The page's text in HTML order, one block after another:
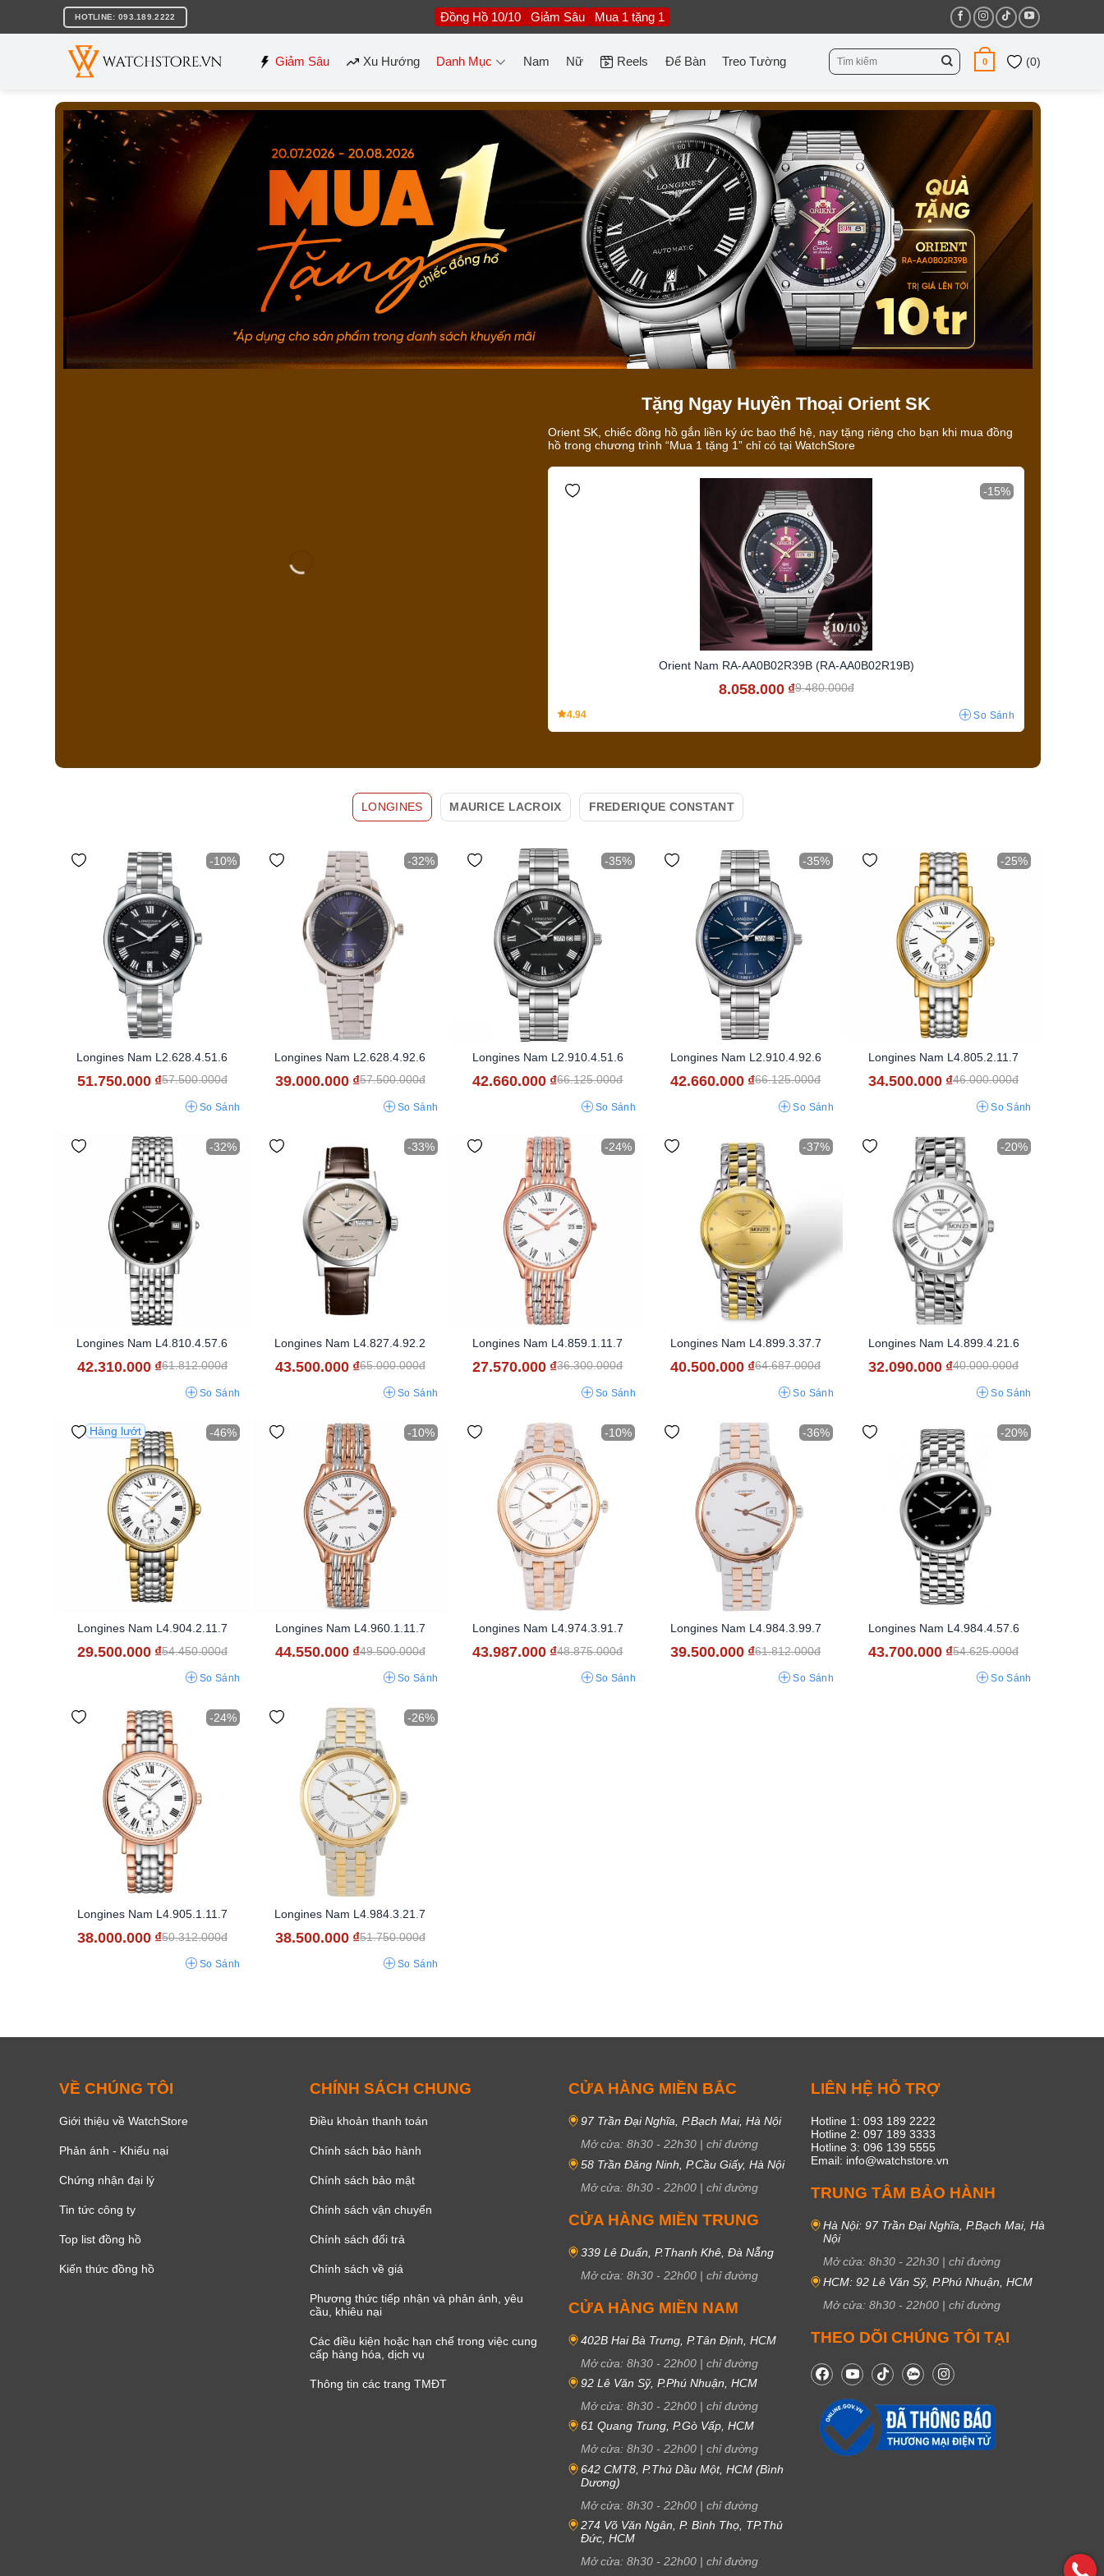
nội
HOTLINE: 093.189.2222 Đồng Hồ 10/10 Giảm Sâu Mua 1 tặng 1
Giảm Sâu Xu Hướng Danh Mục Nam Nữ Reels Để Bàn Treo Tường
Tìm
kiếm:
0 (0)
Tặng Ngay Huyền Thoại Orient SK
Orient SK, chiếc đồng hồ gắn liền ký ức bao thế hệ, nay tặng riêng cho bạn khi mua đồng
hồ trong chương trình “Mua 1 tặng 1” chỉ có tại WatchStore
-15%
Orient Nam RA-AA0B02R39B (RA-AA0B02R19B)
8.058.000 ₫9.480.000đ
4.94 So Sánh
LONGINES MAURICE LACROIX FREDERIQUE CONSTANT
-10%
Longines Nam L2.628.4.51.6
51.750.000 ₫57.500.000đ
So Sánh
-32%
Longines Nam L2.628.4.92.6
39.000.000 ₫57.500.000đ
So Sánh
-35%
Longines Nam L2.910.4.51.6
42.660.000 ₫66.125.000đ
So Sánh
-35%
Longines Nam L2.910.4.92.6
42.660.000 ₫66.125.000đ
So Sánh
-25%
Longines Nam L4.805.2.11.7
34.500.000 ₫46.000.000đ
So Sánh
-32%
Longines Nam L4.810.4.57.6
42.310.000 ₫61.812.000đ
So Sánh
-33%
Longines Nam L4.827.4.92.2
43.500.000 ₫65.000.000đ
So Sánh
-24%
Longines Nam L4.859.1.11.7
27.570.000 ₫36.300.000đ
So Sánh
-37%
Longines Nam L4.899.3.37.7
40.500.000 ₫64.687.000đ
So Sánh
-20%
Longines Nam L4.899.4.21.6
32.090.000 ₫40.000.000đ
So Sánh
-46%
Hàng lướt
Longines Nam L4.904.2.11.7
29.500.000 ₫54.450.000đ
So Sánh
-10%
Longines Nam L4.960.1.11.7
44.550.000 ₫49.500.000đ
So Sánh
-10%
Longines Nam L4.974.3.91.7
43.987.000 ₫48.875.000đ
So Sánh
-36%
Longines Nam L4.984.3.99.7
39.500.000 ₫61.812.000đ
So Sánh
-20%
Longines Nam L4.984.4.57.6
43.700.000 ₫54.625.000đ
So Sánh
-24%
Longines Nam L4.905.1.11.7
38.000.000 ₫50.312.000đ
So Sánh
-26%
Longines Nam L4.984.3.21.7
38.500.000 ₫51.750.000đ
So Sánh
VỀ CHÚNG TÔI
Giới thiệu về WatchStore
Phản ánh - Khiếu nại
Chứng nhận đại lý
Tin tức công ty
Top list đồng hồ
Kiến thức đồng hồ
CHÍNH SÁCH CHUNG
Điều khoản thanh toán
Chính sách bảo hành
Chính sách bảo mật
Chính sách vận chuyển
Chính sách đổi trả
Chính sách về giá
Phương thức tiếp nhận và phản ánh, yêu
cầu, khiêu nại
Các điều kiện hoặc hạn chế trong việc cung
cấp hàng hóa, dịch vụ
Thông tin các trang TMĐT
CỬA HÀNG MIỀN BẮC
97 Trần Đại Nghĩa, P.Bạch Mai, Hà Nội
Mở cửa: 8h30 - 22h30 | chỉ đường
58 Trần Đăng Ninh, P.Cầu Giấy, Hà Nội
Mở cửa: 8h30 - 22h00 | chỉ đường
CỬA HÀNG MIỀN TRUNG
339 Lê Duẩn, P.Thanh Khê, Đà Nẵng
Mở cửa: 8h30 - 22h00 | chỉ đường
CỬA HÀNG MIỀN NAM
402B Hai Bà Trưng, P.Tân Định, HCM
Mở cửa: 8h30 - 22h00 | chỉ đường
92 Lê Văn Sỹ, P.Phú Nhuận, HCM
Mở cửa: 8h30 - 22h00 | chỉ đường
61 Quang Trung, P.Gò Vấp, HCM
Mở cửa: 8h30 - 22h00 | chỉ đường
642 CMT8, P.Thủ Dầu Một, HCM (Bình
Dương)
Mở cửa: 8h30 - 22h00 | chỉ đường
274 Võ Văn Ngân, P. Bình Thọ, TP.Thủ
Đức, HCM
Mở cửa: 8h30 - 22h00 | chỉ đường
LIÊN HỆ HỖ TRỢ
Hotline 1: 093 189 2222
Hotline 2: 097 189 3333
Hotline 3: 096 139 5555
Email: info@watchstore.vn
TRUNG TÂM BẢO HÀNH
Hà Nội: 97 Trần Đại Nghĩa, P.Bạch Mai, Hà
Nội
Mở cửa: 8h30 - 22h30 | chỉ đường
HCM: 92 Lê Văn Sỹ, P.Phú Nhuận, HCM
Mở cửa: 8h30 - 22h00 | chỉ đường
THEO DÕI CHÚNG TÔI TẠI